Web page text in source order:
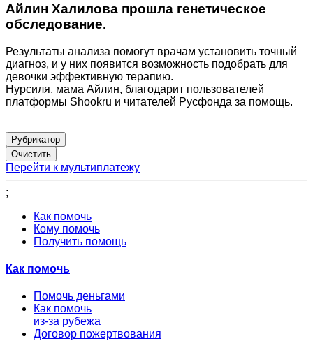
Айлин Халилова прошла генетическое
обследование.
Результаты анализа помогут врачам установить точный
диагноз, и у них появится возможность подобрать для
девочки эффективную терапию.
Нурсиля, мама Айлин, благодарит пользователей
платформы Shookru и читателей Русфонда за помощь.
Рубрикатор
Перейти к мультиплатежу
;
Как помочь
Кому помочь
Получить помощь
Как помочь
Помочь деньгами
Как помочь
из-за рубежа
Договор пожертвования